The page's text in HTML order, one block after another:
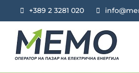
+389 2 3281 020